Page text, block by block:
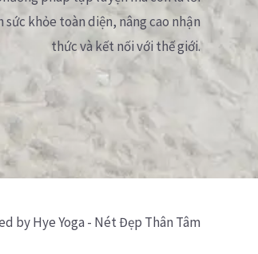
khỏe toàn diện, nâng cao nhận
thức và kết nối với thế giới.
by Hye Yoga - Nét Đẹp Thân Tâm